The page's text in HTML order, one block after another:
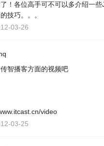
！各位高手可不可以多介绍一些
技巧。。。
03-26
智播客方面的视频吧
video
03-25